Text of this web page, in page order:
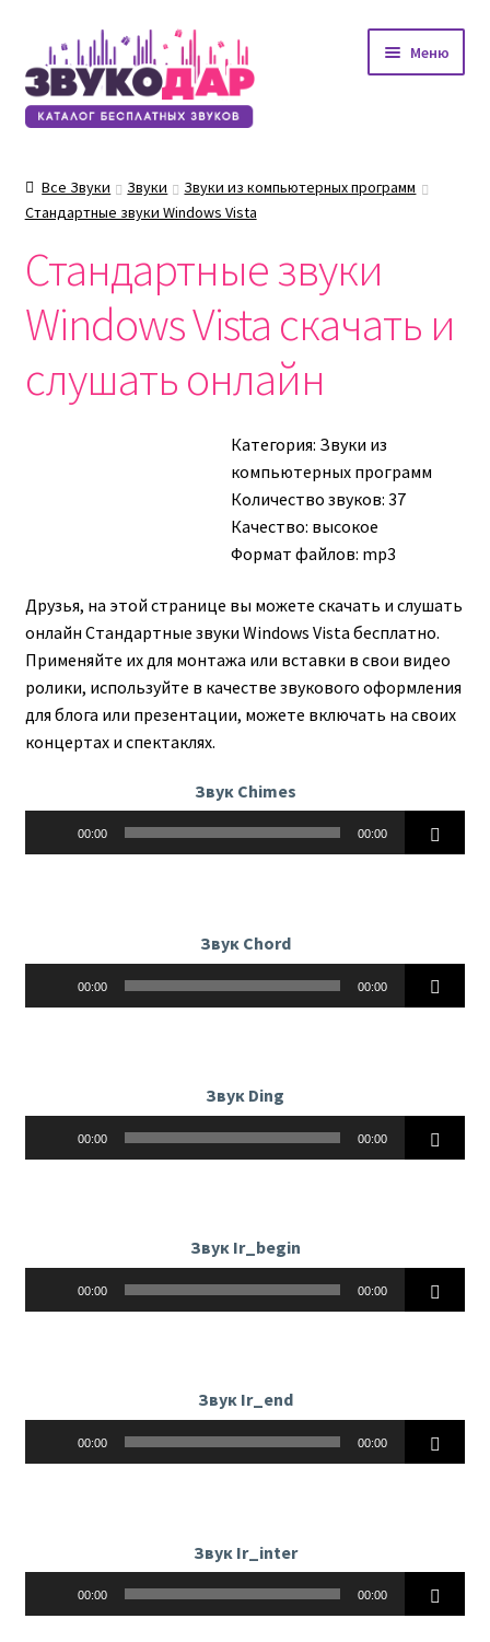
Перейти
к
навигации
Перейти
к
содержимому
Меню
Все Звуки Звуки
Звуки из компьютерных программ
Стандартные звуки Windows Vista
Стандартные звуки
Windows Vista скачать и
слушать онлайн
Категория: Звуки из
компьютерных программ
Количество звуков: 37
Качество: высокое
Формат файлов: mp3
Друзья, на этой странице вы можете скачать и слушать
онлайн Стандартные звуки Windows Vista бесплатно.
Применяйте их для монтажа или вставки в свои видео
ролики, используйте в качестве звукового оформления
для блога или презентации, можете включать на своих
концертах и спектаклях.
Звук Chimes
00:00 00:00
Звук Chord
00:00 00:00
Звук Ding
00:00 00:00
Звук Ir_begin
00:00 00:00
Звук Ir_end
00:00 00:00
Звук Ir_inter
00:00 00:00